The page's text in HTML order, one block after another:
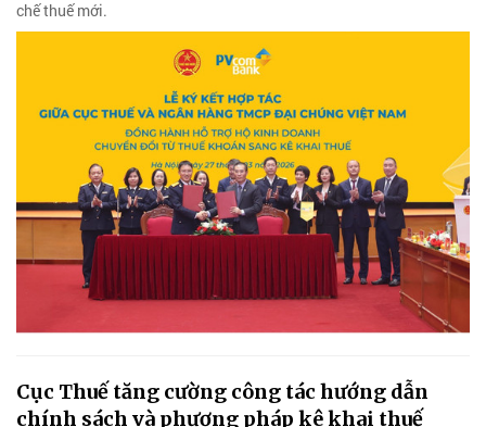
chế thuế mới.
Cục Thuế tăng cường công tác hướng dẫn
chính sách và phương pháp kê khai thuế